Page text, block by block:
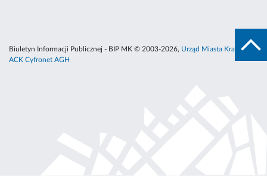
Biuletyn Informacji Publicznej - BIP MK © 2003-2026, Urząd Miasta Krakowa
ACK Cyfronet AGH